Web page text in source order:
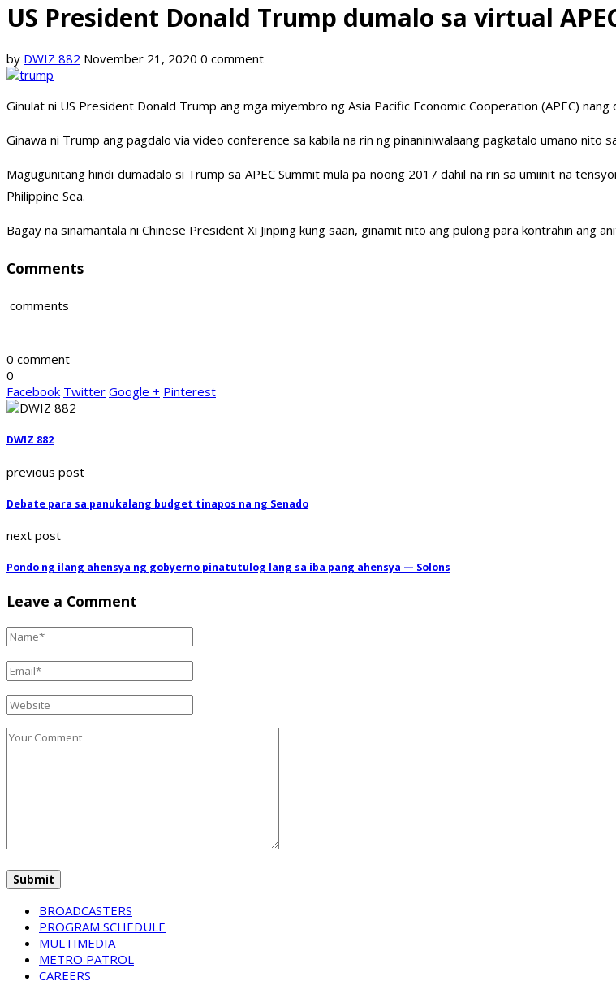
US President Donald Trump dumalo sa virtual
by DWIZ 882 November 21, 2020 0 comment
Ginulat ni US President Donald Trump ang mga miyembro ng Asia Pacific Economic Cooperation (APEC)
Ginawa ni Trump ang pagdalo via video conference sa kabila na rin ng pinaniniwalaang pagkatalo umano nito
Magugunitang hindi dumadalo si Trump sa APEC Summit mula pa noong 2017 dahil na rin sa umiinit na
Philippine Sea.
Bagay na sinamantala ni Chinese President Xi Jinping kung saan, ginamit nito ang pulong para kontrahin ang
Comments
comments
0 comment
0
Facebook Twitter Google + Pinterest
DWIZ 882
previous post
Debate para sa panukalang budget tinapos na ng Senado
next post
Pondo ng ilang ahensya ng gobyerno pinatutulog lang sa iba pang ahensya — Solons
Leave a Comment
BROADCASTERS
PROGRAM SCHEDULE
MULTIMEDIA
METRO PATROL
CAREERS